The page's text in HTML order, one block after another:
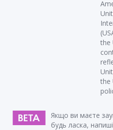
the
the
Якщо ви маєте
будь ласка,